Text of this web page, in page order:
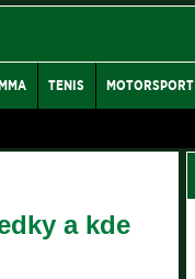
TENIS MOTORSPORT
a kde